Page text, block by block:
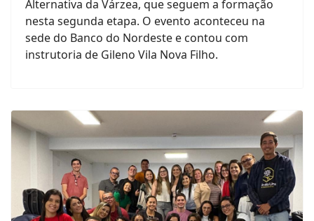
Alternativa da Várzea, que seguem a formação
nesta segunda etapa. O evento aconteceu na
sede do Banco do Nordeste e contou com
instrutoria de Gileno Vila Nova Filho.